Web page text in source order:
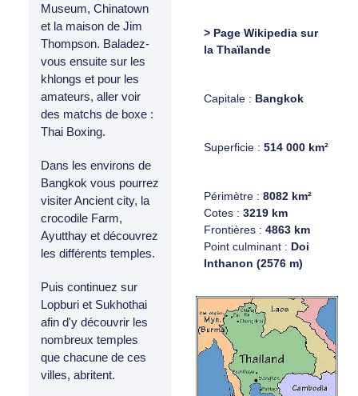
Museum, Chinatown
et la maison de Jim
Thompson. Baladez-
vous ensuite sur les
khlongs et pour les
amateurs, aller voir
des matchs de boxe :
Thai Boxing.
Dans les environs de
Bangkok vous pourrez
visiter Ancient city, la
crocodile Farm,
Ayutthay et découvrez
les différents temples.
Puis continuez sur
Lopburi et Sukhothai
afin d'y découvrir les
nombreux temples
que chacune de ces
villes, abritent.
> Page Wikipedia sur
la Thaïlande
Capitale : Bangkok
Superficie : 514 000 km²
Périmètre : 8082 km²
Cotes : 3219 km
Frontières : 4863 km
Point culminant : Doi
Inthanon (2576 m)